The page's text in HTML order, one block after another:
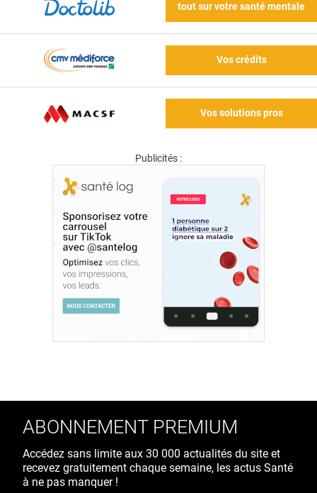
tout sur votre santé mentale
Vos crédits
Vos solutions pros
Publicités :
ABONNEMENT PREMIUM
Accédez sans limite aux 30 000 actualités du site et
recevez gratuitement chaque semaine, les actus Santé
à ne pas manquer !